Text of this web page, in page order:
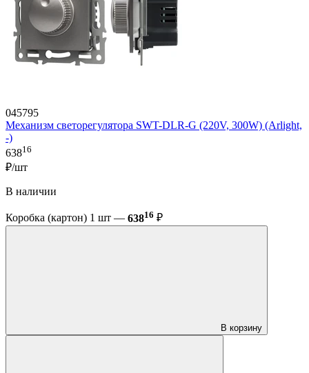
045795
Механизм светорегулятора SWT-DLR-G (220V, 300W) (Arlight,
-)
63816
₽/шт
В наличии
Коробка (картон) 1 шт — 63816 ₽
В корзину